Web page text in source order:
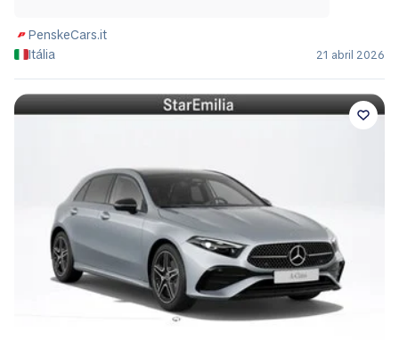
PenskeCars.it
Itália
21 abril 2026